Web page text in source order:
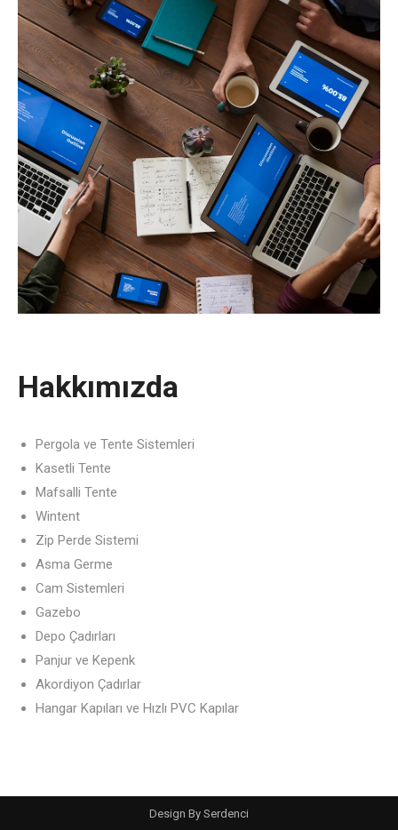
Hakkımızda
Pergola ve Tente Sistemleri
Kasetli Tente
Mafsalli Tente
Wintent
Zip Perde Sistemi
Asma Germe
Cam Sistemleri
Gazebo
Depo Çadırları
Panjur ve Kepenk
Akordiyon Çadırlar
Hangar Kapıları ve Hızlı PVC Kapılar
Design By Serdenci